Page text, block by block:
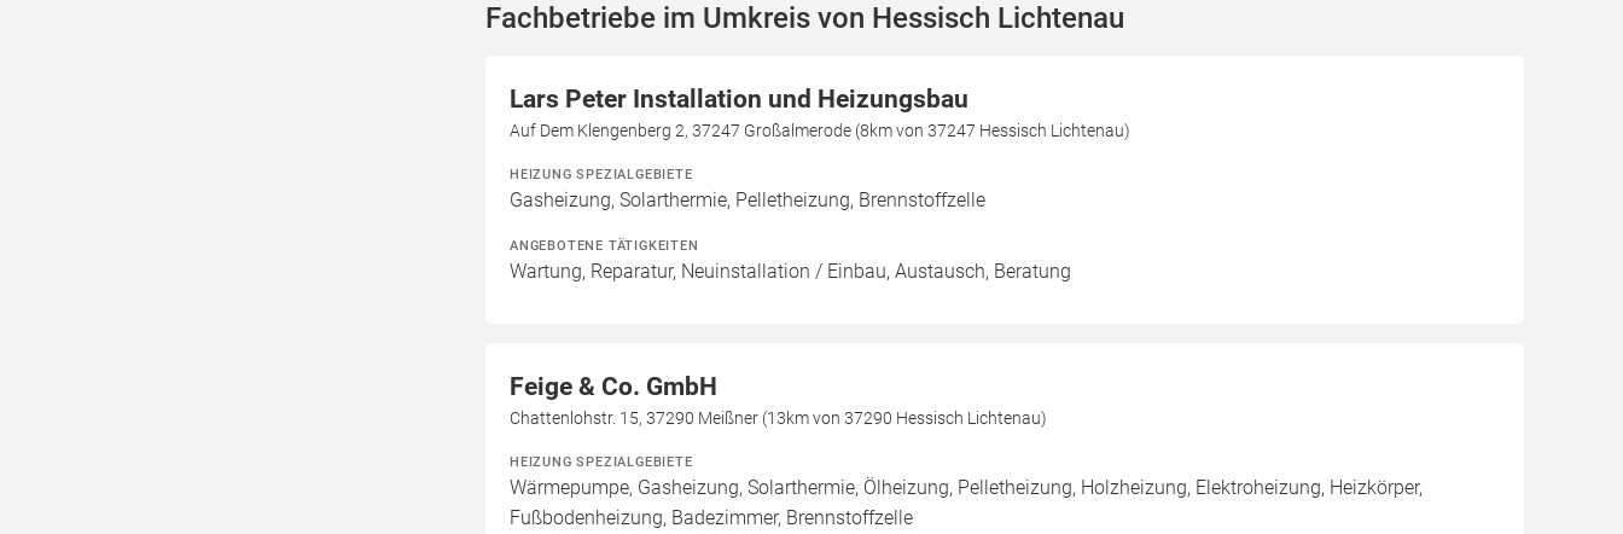
Fachbetriebe im Umkreis von Hessisch Lichtenau
Lars Peter Installation und Heizungsbau
Auf Dem Klengenberg 2, 37247 Großalmerode (8km von 37247 Hessisch Lichtenau)
HEIZUNG SPEZIALGEBIETE
Gasheizung, Solarthermie, Pelletheizung, Brennstoffzelle
ANGEBOTENE TÄTIGKEITEN
Wartung, Reparatur, Neuinstallation / Einbau, Austausch, Beratung
Feige & Co. GmbH
Chattenlohstr. 15, 37290 Meißner (13km von 37290 Hessisch Lichtenau)
HEIZUNG SPEZIALGEBIETE
Wärmepumpe, Gasheizung, Solarthermie, Ölheizung, Pelletheizung, Holzheizung, Elektroheizung, Heizkörper,
Fußbodenheizung, Badezimmer, Brennstoffzelle